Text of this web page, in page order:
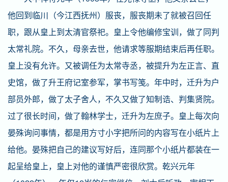
他回到临川（今江西抚州）服丧，服丧期未了就被召回任
职，跟从皇上到太清官祭祀。皇上令他编修宝训，做了同判
太常礼院。不久，母亲去世，他请求等服期结束后再任职。
皇上没有允许。又被调任为太常寺丞，被提升为左正言、直
史馆，做了升王府记室参军，掌书写笺。年中时，迁升为户
部员外郎，做了太子舍人，不久又做了知制诰、判集贤院。
过了很长时间，做了翰林学士，迁升为左庶子。皇上每次向
晏殊询问事情，都是用方寸小字把所问的内容写在小纸片上
给他。晏殊把自己的建议写好后，连同那个小纸片都装在一
起呈给皇上，皇上对他的谨慎严密很欣赏。乾兴元年